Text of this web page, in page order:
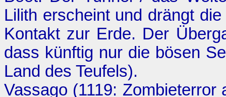
Lilith erscheint und drängt
Kontakt zur Erde. Der
dass künftig nur die bösen
Land des Teufels).
Vassago (1119: Zombieterror